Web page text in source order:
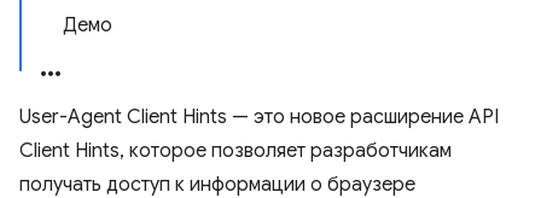
Демо
User-Agent Client Hints — это новое расширение API
Client Hints, которое позволяет разработчикам
получать доступ к информации о браузере